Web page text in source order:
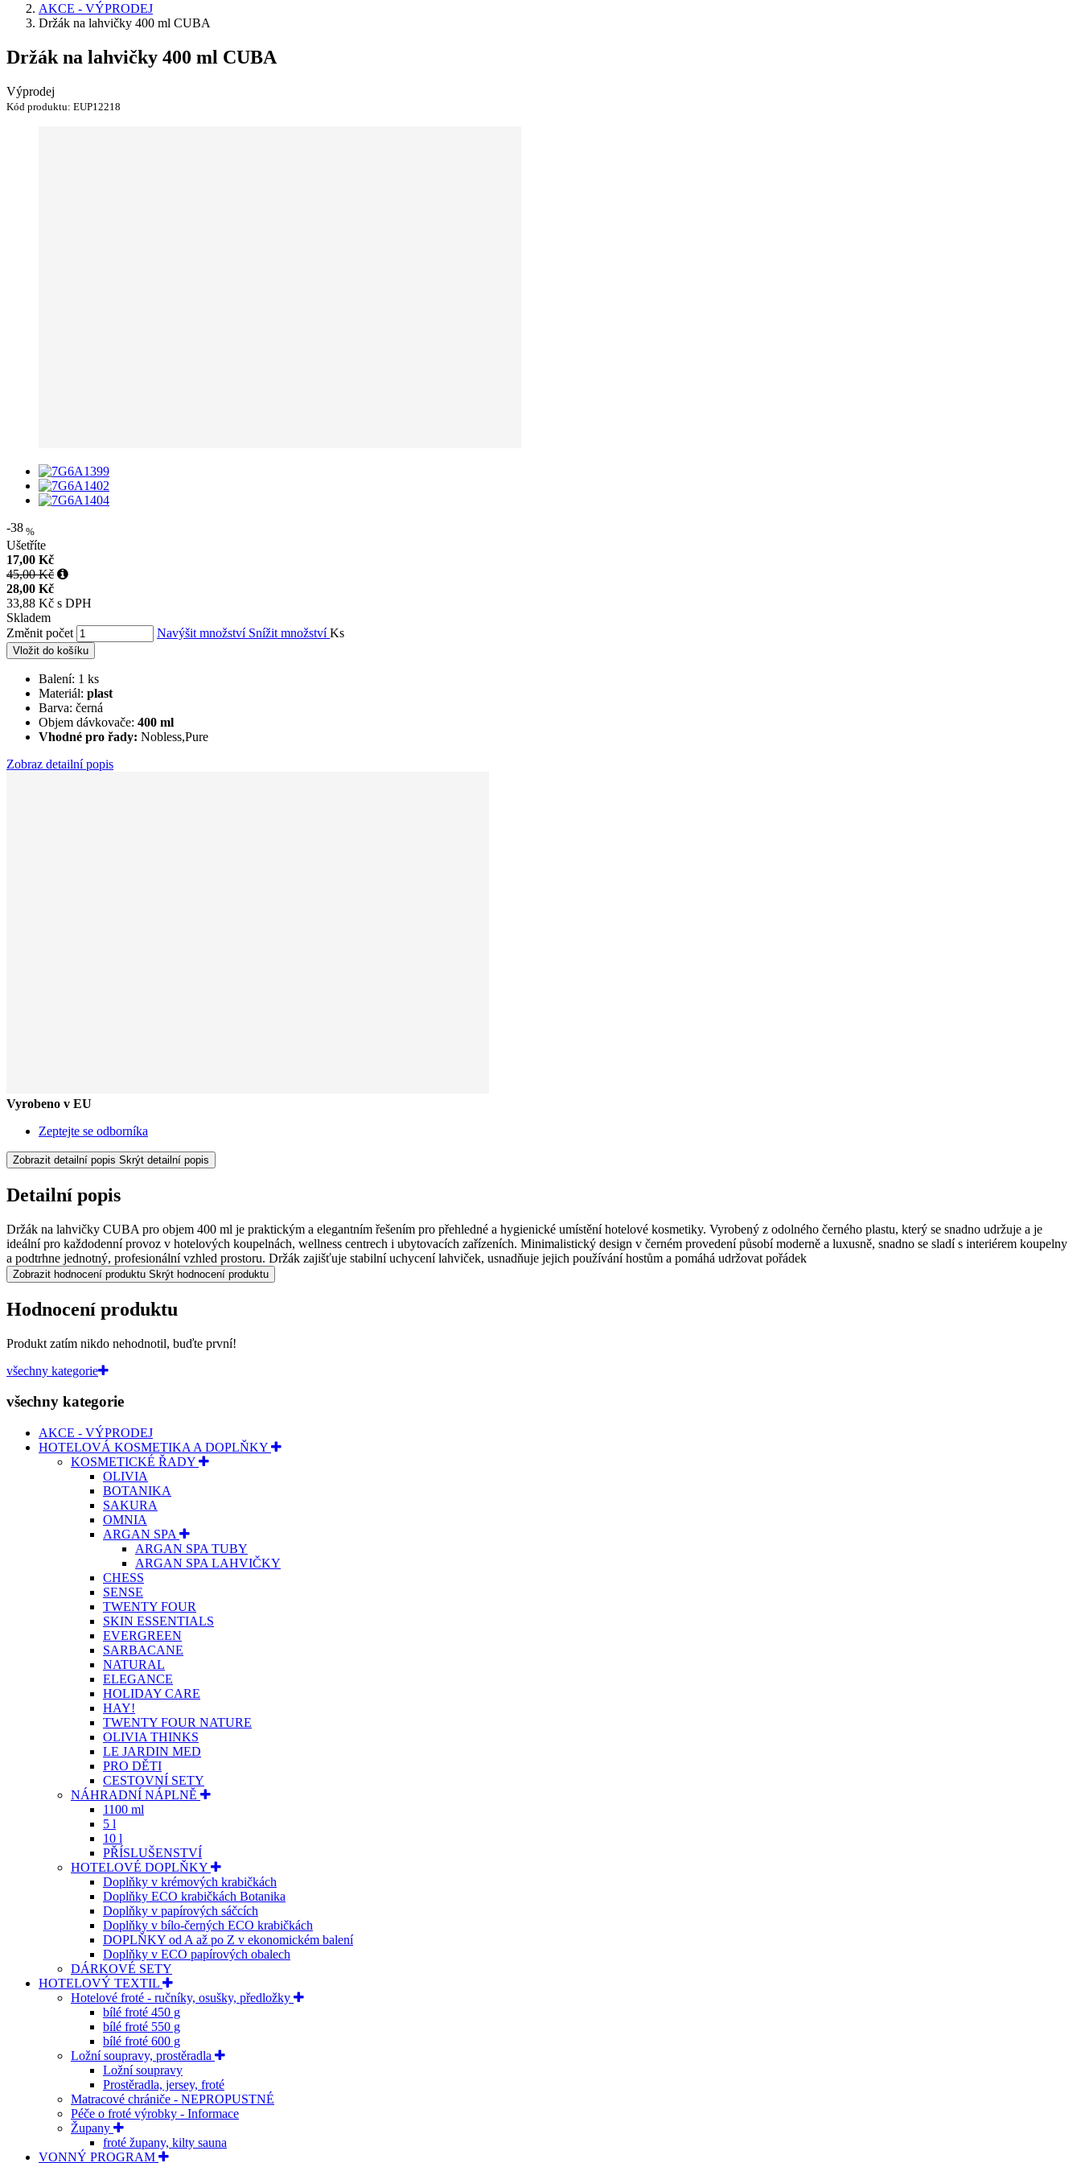
AKCE - VÝPRODEJ
Držák na lahvičky 400 ml CUBA
Držák na lahvičky 400 ml CUBA
Výprodej
Kód produktu: EUP12218
-38 %
Ušetříte
17,00 Kč
45,00 Kč
28,00 Kč
33,88 Kč s DPH
Skladem
Změnit počet
Navýšit množství Snížit množstvíKs
Vložit do košíku
Balení: 1 ks
Materiál: plast
Barva: černá
Objem dávkovače: 400 ml
Vhodné pro řady: Nobless,Pure
Zobraz detailní popis
Vyrobeno v EU
Zeptejte se odborníka
Zobrazit detailní popis Skrýt detailní popis
Detailní popis
Držák na lahvičky CUBA pro objem 400 ml je praktickým a elegantním řešením pro přehledné a hygienické umístění hotelové kosmetiky. Vyrobený z odolného černého plastu, který se snadno udržuje a je
ideální pro každodenní provoz v hotelových koupelnách, wellness centrech i ubytovacích zařízeních. Minimalistický design v černém provedení působí moderně a luxusně, snadno se sladí s interiérem koupelny
a podtrhne jednotný, profesionální vzhled prostoru. Držák zajišťuje stabilní uchycení lahviček, usnadňuje jejich používání hostům a pomáhá udržovat pořádek
Zobrazit hodnocení produktu Skrýt hodnocení produktu
Hodnocení produktu
Produkt zatím nikdo nehodnotil, buďte první!
všechny kategorie
všechny kategorie
AKCE - VÝPRODEJ
HOTELOVÁ KOSMETIKA A DOPLŇKY
KOSMETICKÉ ŘADY
OLIVIA
BOTANIKA
SAKURA
OMNIA
ARGAN SPA
ARGAN SPA TUBY
ARGAN SPA LAHVIČKY
CHESS
SENSE
TWENTY FOUR
SKIN ESSENTIALS
EVERGREEN
SARBACANE
NATURAL
ELEGANCE
HOLIDAY CARE
HAY!
TWENTY FOUR NATURE
OLIVIA THINKS
LE JARDIN MED
PRO DĚTI
CESTOVNÍ SETY
NÁHRADNÍ NÁPLNĚ
1100 ml
5 l
10 l
PŘÍSLUŠENSTVÍ
HOTELOVÉ DOPLŇKY
Doplňky v krémových krabičkách
Doplňky ECO krabičkách Botanika
Doplňky v papírových sáčcích
Doplňky v bílo-černých ECO krabičkách
DOPLŇKY od A až po Z v ekonomickém balení
Doplňky v ECO papírových obalech
DÁRKOVÉ SETY
HOTELOVÝ TEXTIL
Hotelové froté - ručníky, osušky, předložky
bílé froté 450 g
bílé froté 550 g
bílé froté 600 g
Ložní soupravy, prostěradla
Ložní soupravy
Prostěradla, jersey, froté
Matracové chrániče - NEPROPUSTNÉ
Péče o froté výrobky - Informace
Župany
froté župany, kilty sauna
VONNÝ PROGRAM